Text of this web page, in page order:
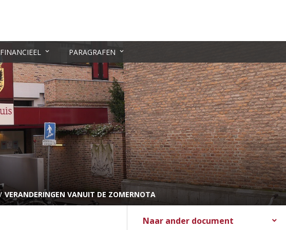
FINANCIEEL PARAGRAFEN
VERANDERINGEN VANUIT DE ZOMERNOTA
Naar ander document